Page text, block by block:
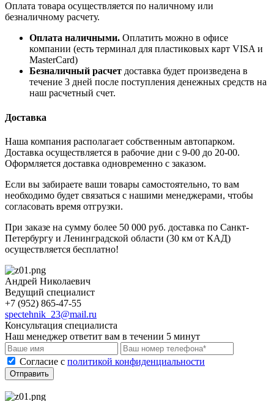
Оплата товара осуществляется по наличному или
безналичному расчету.
Оплата наличными. Оплатить можно в офисе
компании (есть терминал для пластиковых карт VISA и
MasterCard)
Безналичный расчет доставка будет произведена в
течение 3 дней после поступления денежных средств на
наш расчетный счет.
Доставка
Наша компания располагает собственным автопарком.
Доставка осуществляется в рабочие дни с 9-00 до 20-00.
Оформляется доставка одновременно с заказом.
Если вы забираете ваши товары самостоятельно, то вам
необходимо будет связаться с нашими менеджерами, чтобы
согласовать время отгрузки.
При заказе на сумму более 50 000 руб. доставка по Санкт-
Петербургу и Ленинградской области (30 км от КАД)
осуществляется бесплатно!
Андрей Николаевич
Ведущий специалист
+7 (952) 865-47-55
spectehnik_23@mail.ru
Консультация специалиста
Наш менеджер ответит вам в течении 5 минут
Cогласие с политикой конфиденциальности
Отправить